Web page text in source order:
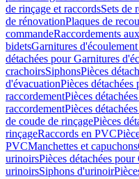
de rinçage et raccordsSets de
de rénovationPlaques de
commandeRaccordements
bidetsGarnitures
détachées pour Garnitures
crachoirsSiphonsPièces
d'évacuationPièces
raccordementPièces
raccordementPièces
de coude de rinçagePièces
rinçageRaccords en PVC
PVCManchettes et capuchons
urinoirsPièces détachées
urinoirsSiphons d'urinoir